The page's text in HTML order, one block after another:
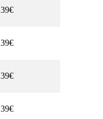
39€
39€
39€
39€